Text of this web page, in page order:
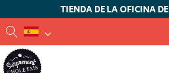
TIENDA DE LA OFICINA